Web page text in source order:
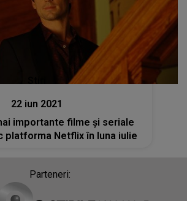
22 iun 2021
importante filme și seriale
platforma Netflix în luna iulie
Parteneri: